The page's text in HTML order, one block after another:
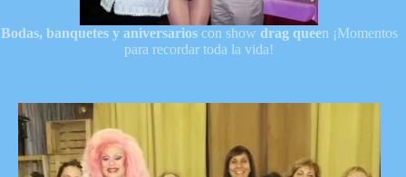
Bodas, banquetes y aniversarioscon show drag queen ¡Momentos
para recordar toda la vida!